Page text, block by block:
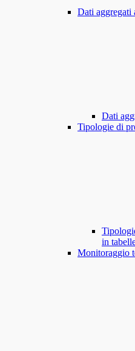
Dati aggregati
Dati
Tipologie di
in
Monitoraggio